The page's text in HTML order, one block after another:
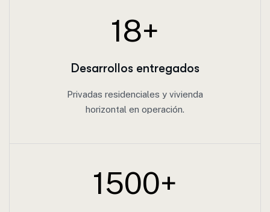
18+
Desarrollos entregados
Privadas residenciales y vivienda
horizontal en operación.
1500+